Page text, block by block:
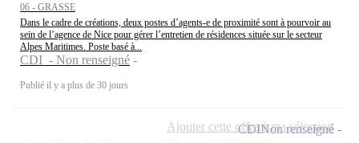
06 - GRASSE
Dans le cadre de créations, deux postes d’agents-e de proximité sont à pourvoir au
sein de l’agence de Nice pour gérer l’entretien de résidences située sur le secteur
Alpes Maritimes. Poste basé à...
CDI - Non renseigné
Publié il y a plus de 30 jours
CDINon renseigné
Ajouter cette offre à ma sélection